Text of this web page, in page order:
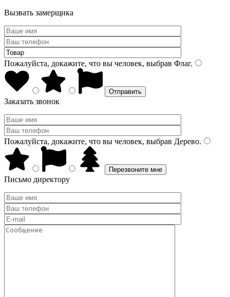
Вызвать замерщика
Пожалуйста, докажите, что вы человек, выбрав Флаг.
Заказать звонок
Пожалуйста, докажите, что вы человек, выбрав Дерево.
Письмо директору